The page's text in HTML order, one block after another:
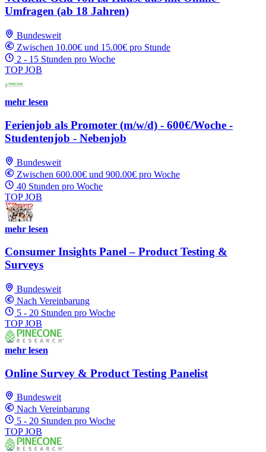
Umfragen (ab 18 Jahren)
Bundesweit
Zwischen 10.00€ und 15.00€ pro Stunde
2 - 15 Stunden pro Woche
TOP JOB
mehr lesen
Ferienjob als Promoter (m/w/d) - 600€/Woche -
Studentenjob - Nebenjob
Bundesweit
Zwischen 600.00€ und 900.00€ pro Woche
40 Stunden pro Woche
TOP JOB
mehr lesen
Consumer Insights Panel – Product Testing &
Surveys
Bundesweit
Nach Vereinbarung
5 - 20 Stunden pro Woche
TOP JOB
mehr lesen
Online Survey & Product Testing Panelist
Bundesweit
Nach Vereinbarung
5 - 20 Stunden pro Woche
TOP JOB